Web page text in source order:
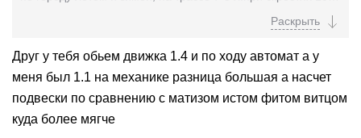
Друг у тебя обьем движка 1.4 и по ходу автомат а у
меня был 1.1 на механике разница большая а насчет
подвески по сравнению с матизом истом фитом витцом
куда более мягче